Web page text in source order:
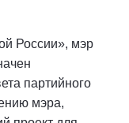
России», мэр
партийного
мэра,